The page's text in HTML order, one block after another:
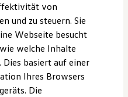
6
Ihrem ID.
Gramm CO
möglichen
Fahrzeugs mit
km bei einem
l/100 km.
von
und zu steuern. Sie
Webseite besucht
welche Inhalte
basiert auf einer
Ihres Browsers
Die